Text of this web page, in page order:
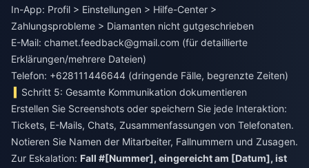
In-App: Profil > Einstellungen > Hilfe-Center >
Zahlungsprobleme > Diamanten nicht gutgeschrieben
E-Mail: chamet.feedback@gmail.com (für detaillierte
Erklärungen/mehrere Dateien)
Telefon: +628111446644 (dringende Fälle, begrenzte Zeiten)
Schritt 5: Gesamte Kommunikation dokumentieren
Erstellen Sie Screenshots oder speichern Sie jede Interaktion:
Tickets, E-Mails, Chats, Zusammenfassungen von Telefonaten.
Notieren Sie Namen der Mitarbeiter, Fallnummern und Zusagen.
Zur Eskalation: Fall #[Nummer], eingereicht am [Datum], ist